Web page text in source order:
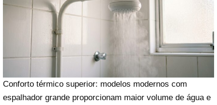
Conforto térmico superior: modelos modernos com
espalhador grande proporcionam maior volume de água e